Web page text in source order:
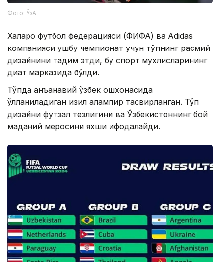
Фото: ЎзА
Халқаро футбол федерацияси (ФИФА) ва Adidas
компанияси ушбу чемпионат учун тўпнинг расмий
дизайнини тақдим этди, бу спорт мухлисларининг
диққат марказида бўлди.
Тўпда анъанавий ўзбек ошхонасида
қўлланиладиган қизил қалампир тасвирланган. Тўп
дизайни футзал тезлигини ва Ўзбекистоннинг бой
маданий меросини яхши ифодалайди.